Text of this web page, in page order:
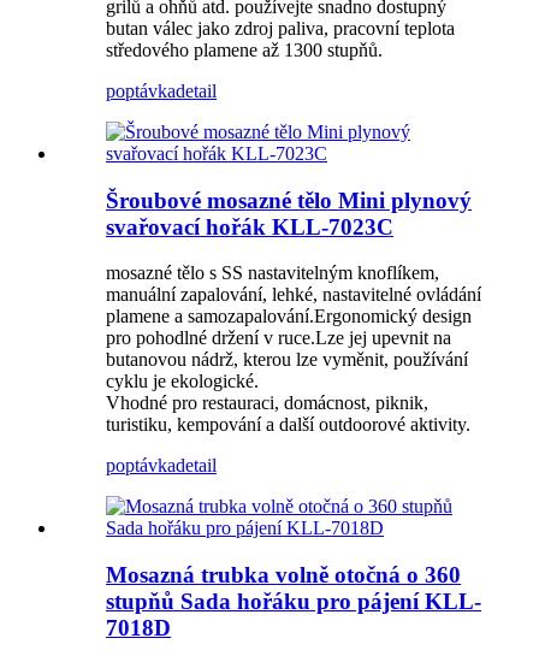
grilů a ohňů atd. používejte snadno dostupný
butan válec jako zdroj paliva, pracovní teplota
středového plamene až 1300 stupňů.
poptávkadetail
Šroubové mosazné tělo Mini plynový
svařovací hořák KLL-7023C
mosazné tělo s SS nastavitelným knoflíkem,
manuální zapalování, lehké, nastavitelné ovládání
plamene a samozapalování.Ergonomický design
pro pohodlné držení v ruce.Lze jej upevnit na
butanovou nádrž, kterou lze vyměnit, používání
cyklu je ekologické.
Vhodné pro restauraci, domácnost, piknik,
turistiku, kempování a další outdoorové aktivity.
poptávkadetail
Mosazná trubka volně otočná o 360
stupňů Sada hořáku pro pájení KLL-
7018D